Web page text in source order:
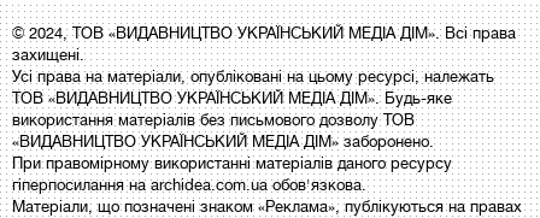
© 2024, ТОВ «ВИДАВНИЦТВО УКРАЇНСЬКИЙ МЕДІА ДІМ». Всі права
захищені.
Усі права на матеріали, опубліковані на цьому ресурсі, належать
ТОВ «ВИДАВНИЦТВО УКРАЇНСЬКИЙ МЕДІА ДІМ». Будь-яке
використання матеріалів без письмового дозволу ТОВ
«ВИДАВНИЦТВО УКРАЇНСЬКИЙ МЕДІА ДІМ» заборонено.
При правомірному використанні матеріалів даного ресурсу
гіперпосилання на archidea.com.ua обов'язкова.
Матеріали, що позначені знаком «Реклама», публікуються на правах